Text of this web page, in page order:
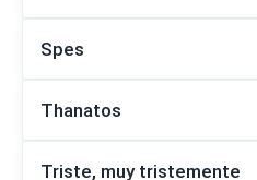
Spes
Thanatos
Triste, muy tristemente